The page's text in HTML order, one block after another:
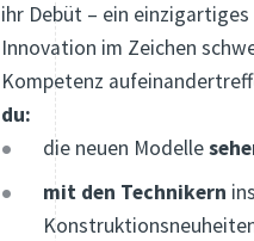
ihr Debüt – ein
Innovation im Zeichen
Kompetenz
du:
die neuen Modelle
mit den Technikern